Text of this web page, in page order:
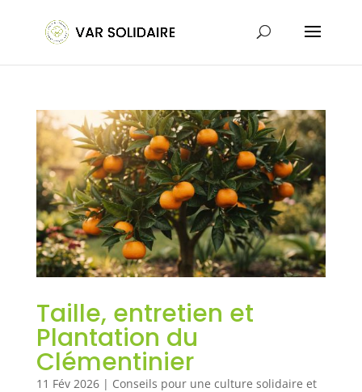
Taille, entretien et
Plantation du
Clémentinier
11 Fév 2026| Conseils pour une culture solidaire et